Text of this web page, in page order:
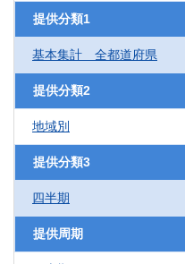
提供分類1
基本集計 全都道府県
提供分類2
地域別
提供分類3
四半期
提供周期